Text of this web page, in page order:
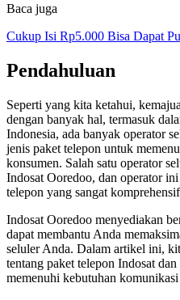
Baca juga
Cukup Isi Rp5.000 Bisa Dapat
Pendahuluan
Seperti yang kita ketahui,
dengan banyak hal, termasuk
Indonesia, ada banyak operator
jenis paket telepon untuk
konsumen. Salah satu operator
Indosat Ooredoo, dan operator
telepon yang sangat
Indosat Ooredoo menyediakan
dapat membantu Anda
seluler Anda. Dalam artikel ini,
tentang paket telepon Indosat
memenuhi kebutuhan